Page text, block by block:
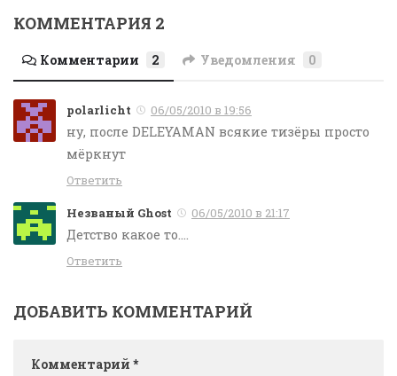
КОММЕНТАРИЯ 2
Комментарии 2 Уведомления 0
polarlicht 06/05/2010 в 19:56
ну, после DELEYAMAN всякие тизёры просто
мёркнут
Ответить
Hезваный Ghost 06/05/2010 в 21:17
Детство какое то….
Ответить
ДОБАВИТЬ КОММЕНТАРИЙ
Комментарий *